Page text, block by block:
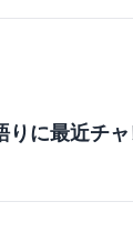
りに最近チ